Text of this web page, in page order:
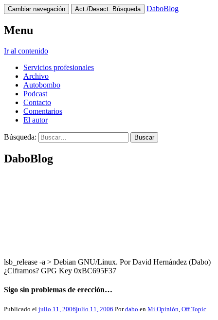
Cambiar navegación Act./Desact. Búsqueda DaboBlog
Menu
Ir al contenido
Servicios profesionales
Archivo
Autobombo
Podcast
Contacto
Comentarios
El autor
Búsqueda:
DaboBlog
lsb_release -a > Debian GNU/Linux. Por David Hernández (Dabo)
¿Ciframos? GPG Key 0xBC695F37
Sigo sin problemas de erección…
Publicado el julio 11, 2006julio 11, 2006 Pordabo en Mi Opinión, Off Topic